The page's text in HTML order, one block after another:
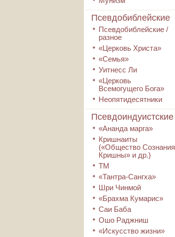
Псевдобиблейские
Псевдобиблейские /
разное
«Церковь Христа»
«Семья»
Уитнесс Ли
«Церковь
Всемогущего Бога»
Неопятидесятники
Псевдоиндуистские
«Ананда марга»
Кришнаиты
(«Общество Сознания
Кришны» и др.)
ТМ
«Тантра-Сангха»
Шри Чинмой
«Брахма Кумарис»
Саи Баба
Ошо Раджниш
«Искусство жизни»